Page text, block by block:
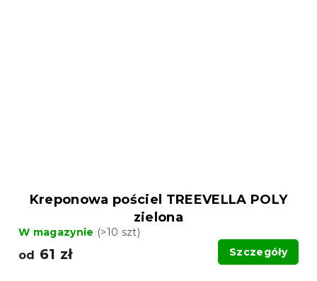
Kreponowa pościel TREEVELLA POLY
zielona
W magazynie (>10 szt)
od 61 zł Szczegóły